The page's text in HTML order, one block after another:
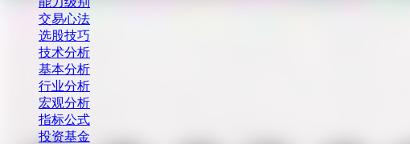
交易心法
选股技巧
技术分析
基本分析
行业分析
宏观分析
指标公式
投资基金